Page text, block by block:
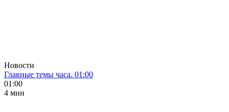
Новости
Главные темы часа. 01:00
01:00
4 мин